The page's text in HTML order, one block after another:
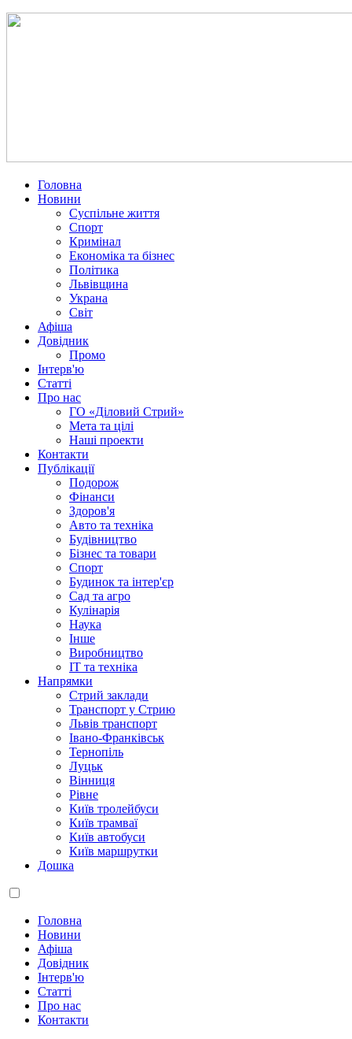
Головна
Новини
Суспільне життя
Спорт
Кримінал
Економіка та бізнес
Політика
Львівщина
Украна
Світ
Афіша
Довідник
Промо
Інтерв'ю
Статті
Про нас
ГО «Діловий Стрий»
Мета та цілі
Наші проекти
Контакти
Публікації
Подорож
Фінанси
Здоров'я
Авто та техніка
Будівництво
Бізнес та товари
Спорт
Будинок та інтер'єр
Сад та агро
Кулінарія
Наука
Інше
Виробництво
IT та техніка
Напрямки
Стрий заклади
Транспорт у Стрию
Львів транспорт
Івано-Франківськ
Тернопіль
Луцьк
Вінниця
Рівне
Київ тролейбуси
Київ трамваї
Київ автобуси
Київ маршрутки
Дошка
Головна
Новини
Афіша
Довідник
Інтерв'ю
Статті
Про нас
Контакти